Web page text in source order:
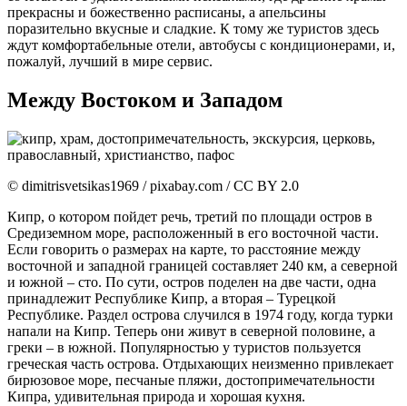
прекрасны и божественно расписаны, а апельсины
поразительно вкусные и сладкие. К тому же туристов здесь
ждут комфортабельные отели, автобусы с кондиционерами, и,
пожалуй, лучший в мире сервис.
Между Востоком и Западом
© dimitrisvetsikas1969 / pixabay.com / CC BY 2.0
Кипр, о котором пойдет речь, третий по площади остров в
Средиземном море, расположенный в его восточной части.
Если говорить о размерах на карте, то расстояние между
восточной и западной границей составляет 240 км, а северной
и южной – сто. По сути, остров поделен на две части, одна
принадлежит Республике Кипр, а вторая – Турецкой
Республике. Раздел острова случился в 1974 году, когда турки
напали на Кипр. Теперь они живут в северной половине, а
греки – в южной. Популярностью у туристов пользуется
греческая часть острова. Отдыхающих неизменно привлекает
бирюзовое море, песчаные пляжи, достопримечательности
Кипра, удивительная природа и хорошая кухня.